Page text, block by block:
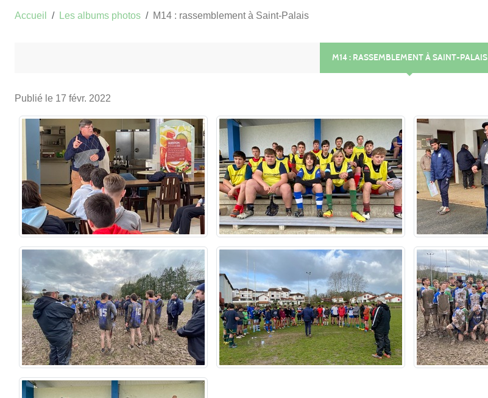
Accueil Les albums photos M14 : rassemblement à Saint-Palais
M14 : RASSEMBLEMENT À SAINT-PALAIS
Publié le 17 févr. 2022